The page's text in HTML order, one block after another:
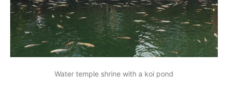
Water temple shrine with a koi pond